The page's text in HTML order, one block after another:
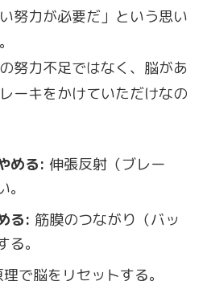
努力が必要だ」という思い
努力不足ではなく、脳があ
ーキをかけていただけなの
める: 伸張反射（ブレー
る: 筋膜のつながり（バッ
。
で脳をリセットする。